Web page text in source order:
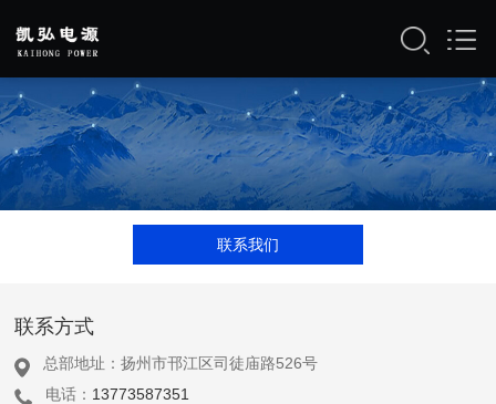
联系我们
联系方式
总部地址：扬州市邗江区司徒庙路526号
电话： 13773587351